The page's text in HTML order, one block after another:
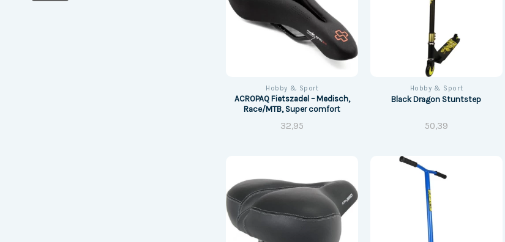
Hobby & Sport
ACROPAQ Fietszadel – Medisch,
Race/MTB, Super comfort
32,95
Hobby & Sport
Black Dragon Stuntstep
50,39